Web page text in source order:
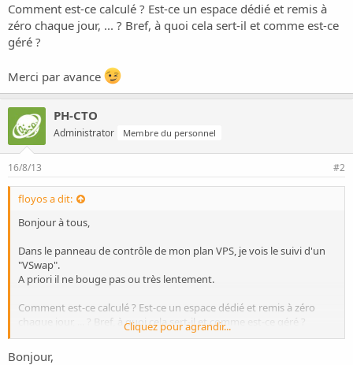
s
s
i
Comment est-ce calculé ? Est-ce un espace dédié et remis à
zéro chaque jour, ... ? Bref, à quoi cela sert-il et comme est-ce
géré ?
Merci par avance
PH-CTO
Administrator Membre du personnel
16/8/13 #2
floyos a dit:
Bonjour à tous,
Dans le panneau de contrôle de mon plan VPS, je vois le suivi d'un
"VSwap".
A priori il ne bouge pas ou très lentement.
Comment est-ce calculé ? Est-ce un espace dédié et remis à zéro
chaque jour, ... ? Bref, à quoi cela sert-il et comme est-ce géré ?
Merci par avance
Cliquez pour agrandir...
Bonjour,